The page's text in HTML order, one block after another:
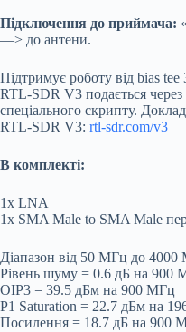
Підключення до приймача:
—> до антени.
Підтримує роботу від bias
RTL-SDR V3 подається
спеціального скрипту.
RTL-SDR V3: rtl-sdr.com/v3
В комплекті:
1х LNA
1x SMA Male to SMA Male
Діапазон від 50 МГц до
Рівень шуму = 0.6 дБ на 900
OIP3 = 39.5 дБм на 900 МГц
P1 Saturation = 22.7 дБм на
Посилення = 18.7 дБ на 900